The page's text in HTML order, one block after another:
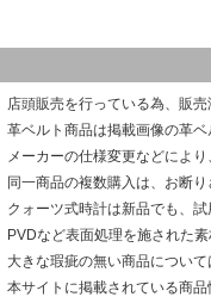
店頭販売を行っている為、販売
革ベルト商品は掲載画像の革
メーカーの仕様変更などによ
同一商品の複数購入は、お断
クォーツ式時計は新品でも、
PVDなど表面処理を施された
大きな瑕疵の無い商品につい
本サイトに掲載されている商